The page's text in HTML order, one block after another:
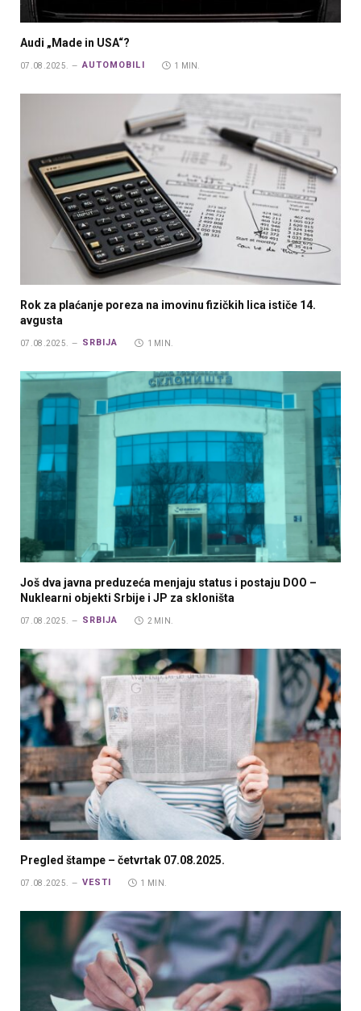
Audi „Made in USA“?
07.08.2025. AUTOMOBILI 1 MIN.
Rok za plaćanje poreza na imovinu fizičkih lica ističe 14.
avgusta
07.08.2025. SRBIJA 1 MIN.
Još dva javna preduzeća menjaju status i postaju DOO –
Nuklearni objekti Srbije i JP za skloništa
07.08.2025. SRBIJA 2 MIN.
Pregled štampe – četvrtak 07.08.2025.
07.08.2025. VESTI 1 MIN.